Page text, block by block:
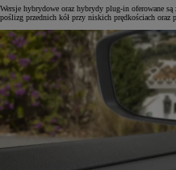
Wersje hybrydowe oraz hybrydy plug-in oferowane
poślizg przednich kół przy niskich prędkościach oraz